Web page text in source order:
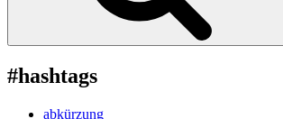
#hashtags
abkürzung